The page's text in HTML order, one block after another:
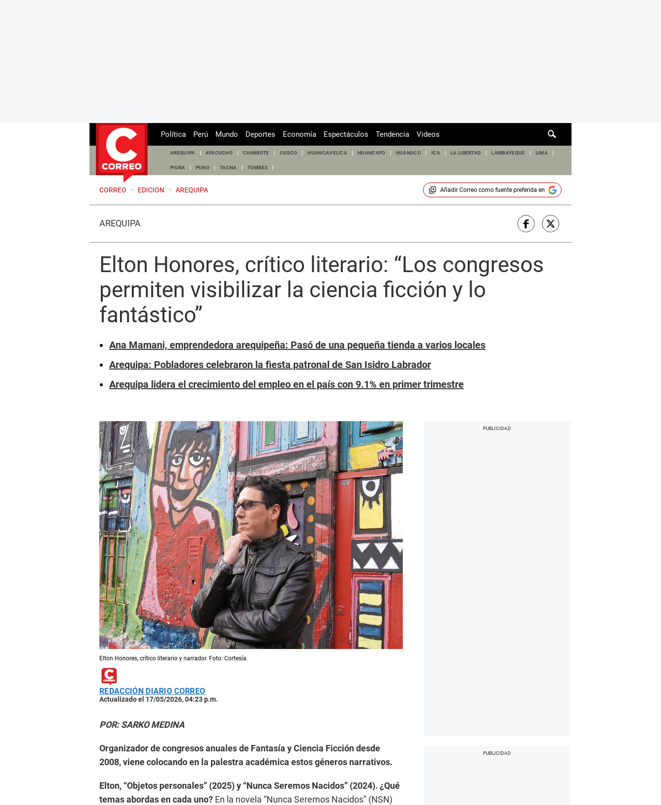
de
Política Perú Mundo Deportes Economía Espectáculos Tendencia Videos
AREQUIPA AYACUCHO CHIMBOTE CUSCO HUANCAVELICA HUANCAYO HUÁNUCO ICA LA LIBERTAD LAMBAYEQUE LIMA
PIURA PUNO TACNA TUMBES
CORREO > EDICION > AREQUIPA Añadir Correocomo fuente preferida en
AREQUIPA
Elton Honores, crítico literario: “Los congresos
permiten visibilizar la ciencia ficción y lo
fantástico”
Ana Mamani, emprendedora arequipeña: Pasó de una pequeña tienda a varios locales
Arequipa: Pobladores celebraron la fiesta patronal de San Isidro Labrador
Arequipa lidera el crecimiento del empleo en el país con 9.1% en primer trimestre
Elton Honores, crítico literario y narrador. Foto: Cortesía.
REDACCIÓN DIARIO CORREO
Actualizado el 17/05/2026, 04:23 p.m.
POR: SARKO MEDINA
Organizador de congresos anuales de Fantasía y Ciencia Ficción desde
2008, viene colocando en la palestra académica estos géneros narrativos.
Elton, “Objetos personales” (2025) y “Nunca Seremos Nacidos” (2024). ¿Qué
temas abordas en cada uno? En la novela “Nunca Seremos Nacidos” (NSN)